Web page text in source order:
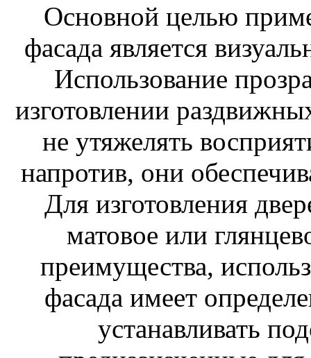
Основной целью
фасада является
Использование
изготовлении
не утяжелять
напротив, они
Для изготовления
матовое или
преимущества,
фасада имеет
устанавливать